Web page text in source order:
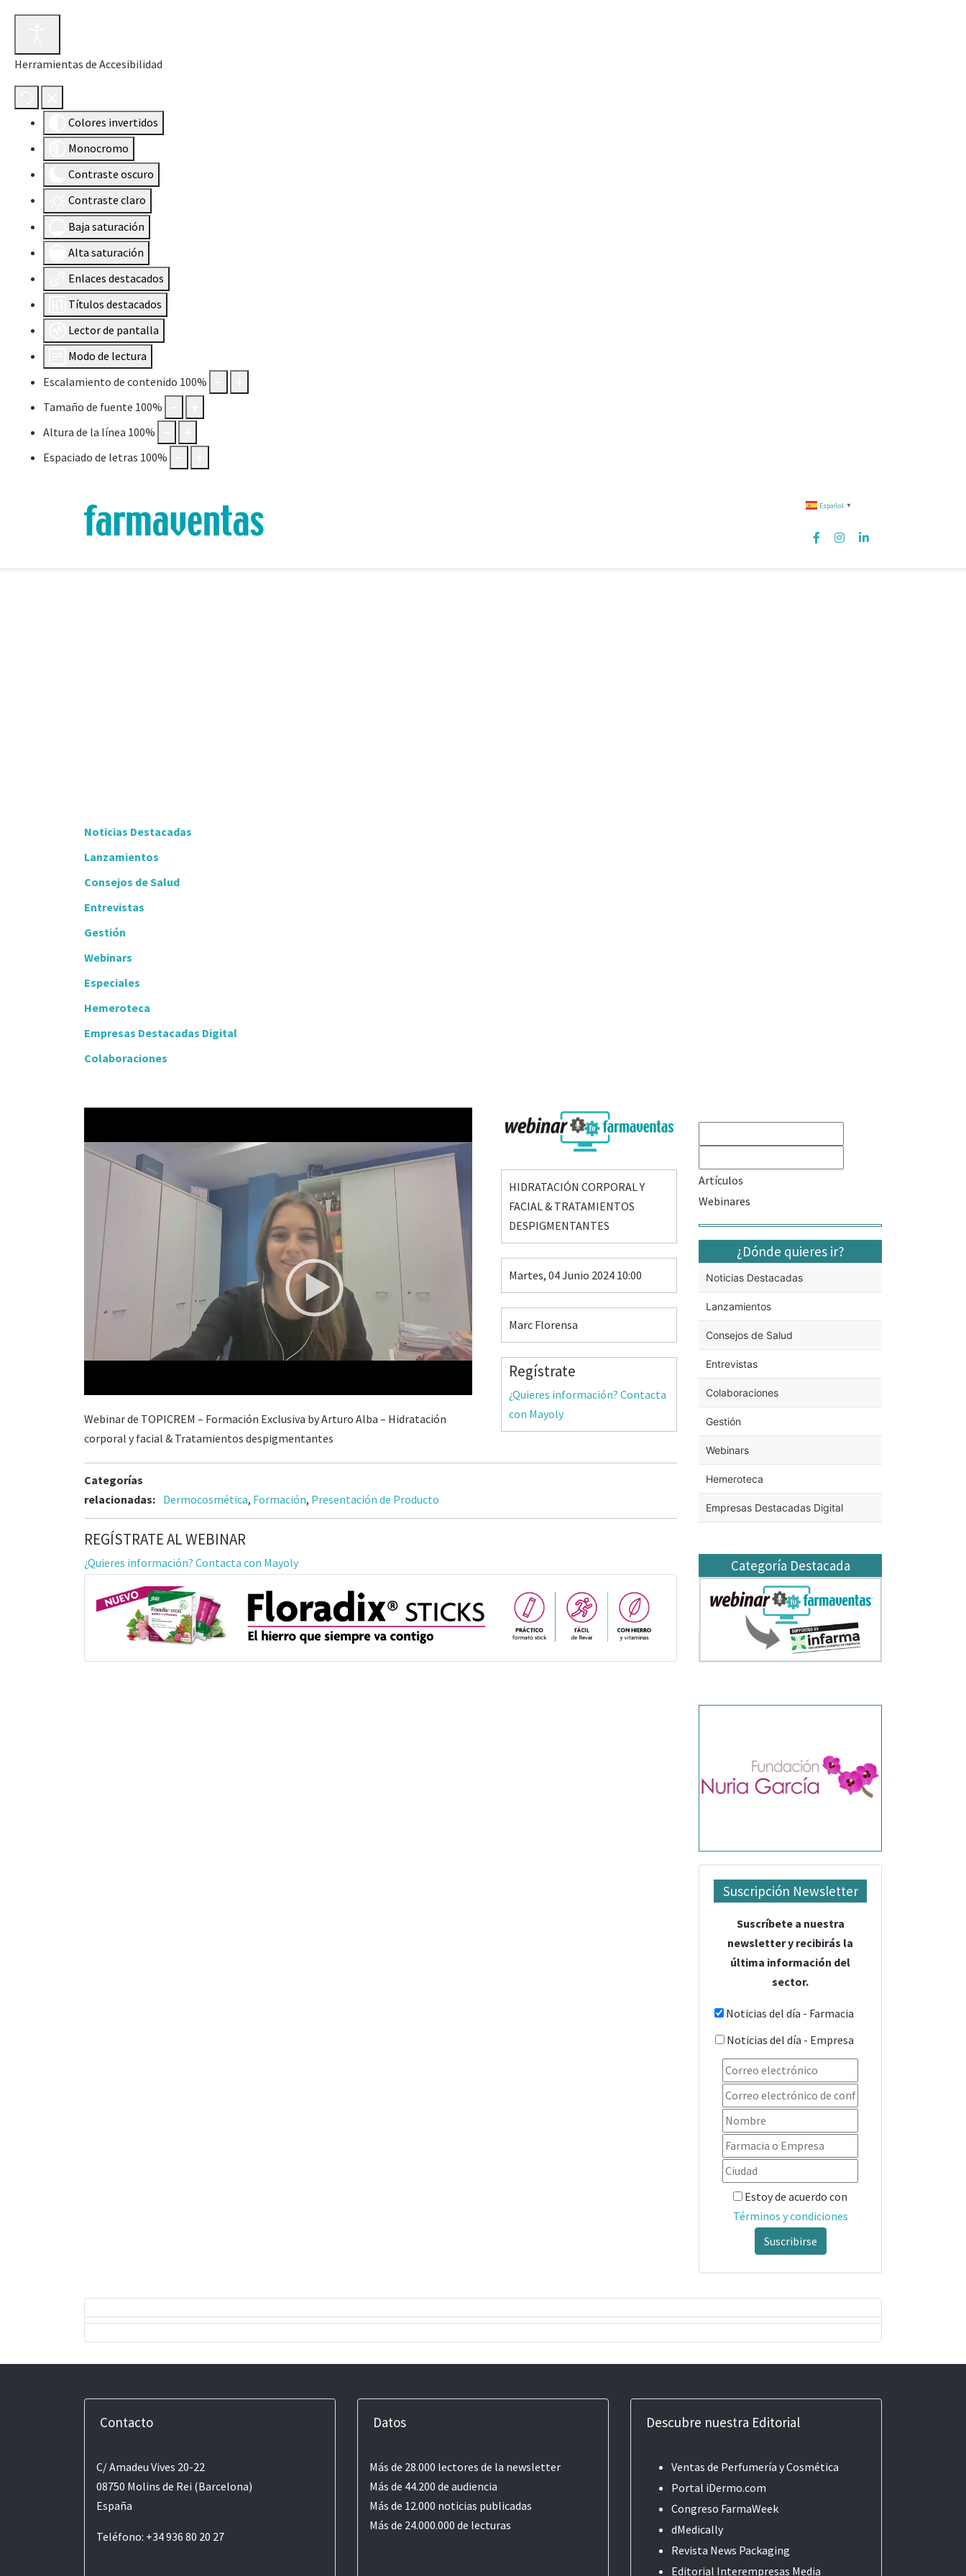
Herramientas de Accesibilidad
Colores invertidos
Monocromo
Contraste oscuro
Contraste claro
Baja saturación
Alta saturación
Enlaces destacados
Títulos destacados
Lector de pantalla
Modo de lectura
Escalamiento de contenido 100%
Tamaño de fuente 100%
Altura de la línea 100%
Espaciado de letras 100%
Español ▼
Noticias Destacadas
Lanzamientos
Consejos de Salud
Entrevistas
Gestión
Webinars
Especiales
Hemeroteca
Empresas Destacadas Digital
Colaboraciones
HIDRATACIÓN CORPORAL Y
FACIAL & TRATAMIENTOS
DESPIGMENTANTES
Martes, 04 Junio 2024 10:00
Marc Florensa
Regístrate
¿Quieres información? Contacta
con Mayoly
Webinar de TOPICREM – Formación Exclusiva by Arturo Alba – Hidratación
corporal y facial & Tratamientos despigmentantes
Categorías
relacionadas: Dermocosmética, Formación, Presentación de Producto
REGÍSTRATE AL WEBINAR
¿Quieres información? Contacta con Mayoly
Artículos
Webinares
¿Dónde quieres ir?
Noticias Destacadas
Lanzamientos
Consejos de Salud
Entrevistas
Colaboraciones
Gestión
Webinars
Hemeroteca
Empresas Destacadas Digital
Categoría Destacada
Suscripción Newsletter
Suscríbete a nuestra
newsletter y recibirás la
última información del
sector.
Noticias del día - Farmacia
Noticias del día - Empresa
Estoy de acuerdo con
Términos y condiciones
Suscribirse
Contacto
C/ Amadeu Vives 20-22
08750 Molins de Rei (Barcelona)
España
Teléfono: +34 936 80 20 27
Datos
Más de 28.000 lectores de la newsletter
Más de 44.200 de audiencia
Más de 12.000 noticias publicadas
Más de 24.000.000 de lecturas
Descubre nuestra Editorial
Ventas de Perfumería y Cosmética
Portal iDermo.com
Congreso FarmaWeek
dMedically
Revista News Packaging
Editorial Interempresas Media